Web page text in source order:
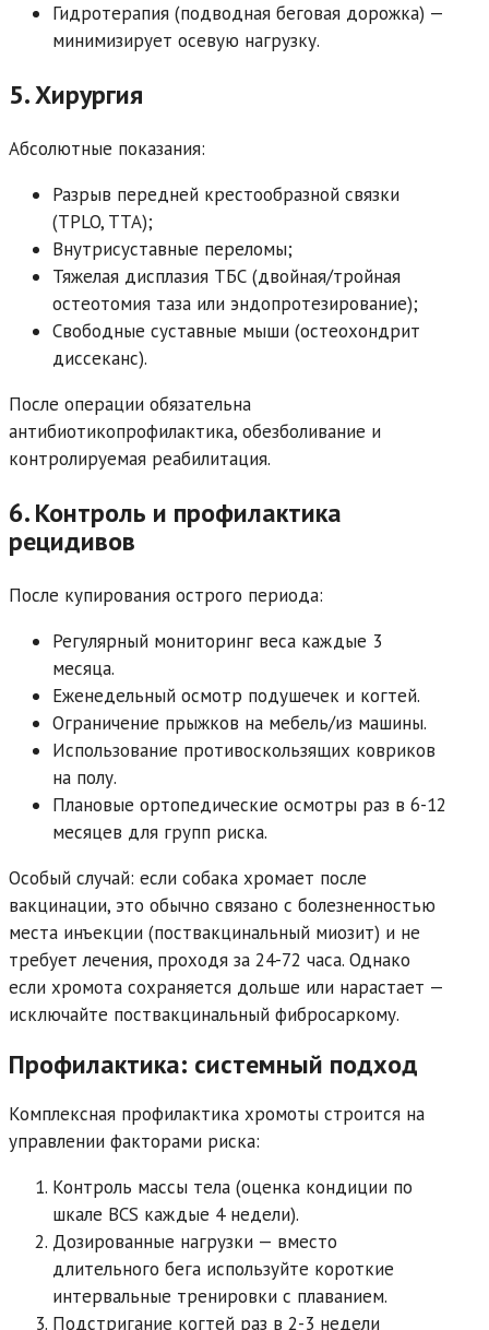
Гидротерапия (подводная беговая дорожка) —
минимизирует осевую нагрузку.
5. Хирургия
Абсолютные показания:
Разрыв передней крестообразной связки
(TPLO, TTA);
Внутрисуставные переломы;
Тяжелая дисплазия ТБС (двойная/тройная
остеотомия таза или эндопротезирование);
Свободные суставные мыши (остеохондрит
диссеканс).
После операции обязательна
антибиотикопрофилактика, обезболивание и
контролируемая реабилитация.
6. Контроль и профилактика
рецидивов
После купирования острого периода:
Регулярный мониторинг веса каждые 3
месяца.
Еженедельный осмотр подушечек и когтей.
Ограничение прыжков на мебель/из машины.
Использование противоскользящих ковриков
на полу.
Плановые ортопедические осмотры раз в 6-12
месяцев для групп риска.
Особый случай: если собака хромает после
вакцинации, это обычно связано с болезненностью
места инъекции (поствакцинальный миозит) и не
требует лечения, проходя за 24-72 часа. Однако
если хромота сохраняется дольше или нарастает —
исключайте поствакцинальный фибросаркому.
Профилактика: системный подход
Комплексная профилактика хромоты строится на
управлении факторами риска:
Контроль массы тела (оценка кондиции по
шкале BCS каждые 4 недели).
Дозированные нагрузки — вместо
длительного бега используйте короткие
интервальные тренировки с плаванием.
Подстригание когтей раз в 2-3 недели